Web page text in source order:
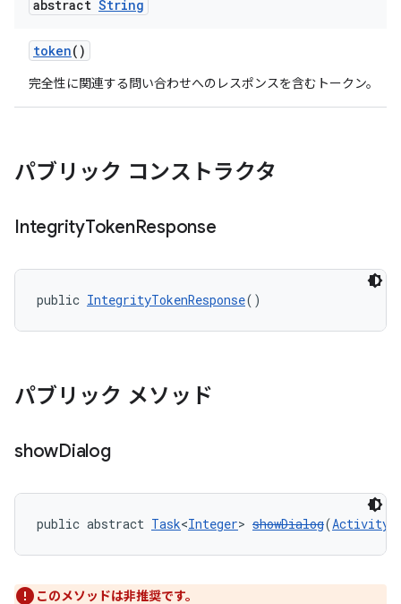
abstract String
token()
完全性に関連する問い合わせへのレスポンスを含むトークン。
パブリック コンストラクタ
IntegrityTokenResponse
public IntegrityTokenResponse()
パブリック メソッド
showDialog
public abstract Task<Integer> showDialog(Activity
このメソッドは非推奨です。